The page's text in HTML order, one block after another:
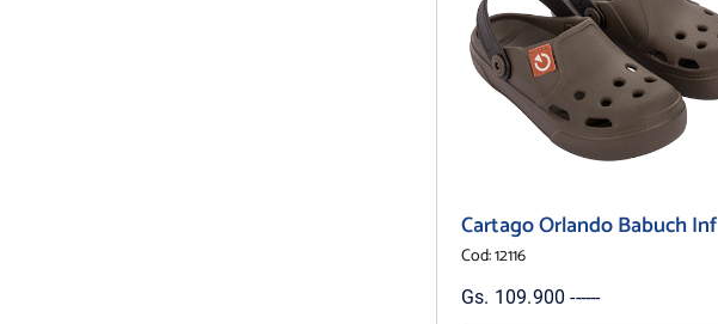
Cartago Orlando Babuch Inf
Cod: 12116
Gs. 109.900 ------